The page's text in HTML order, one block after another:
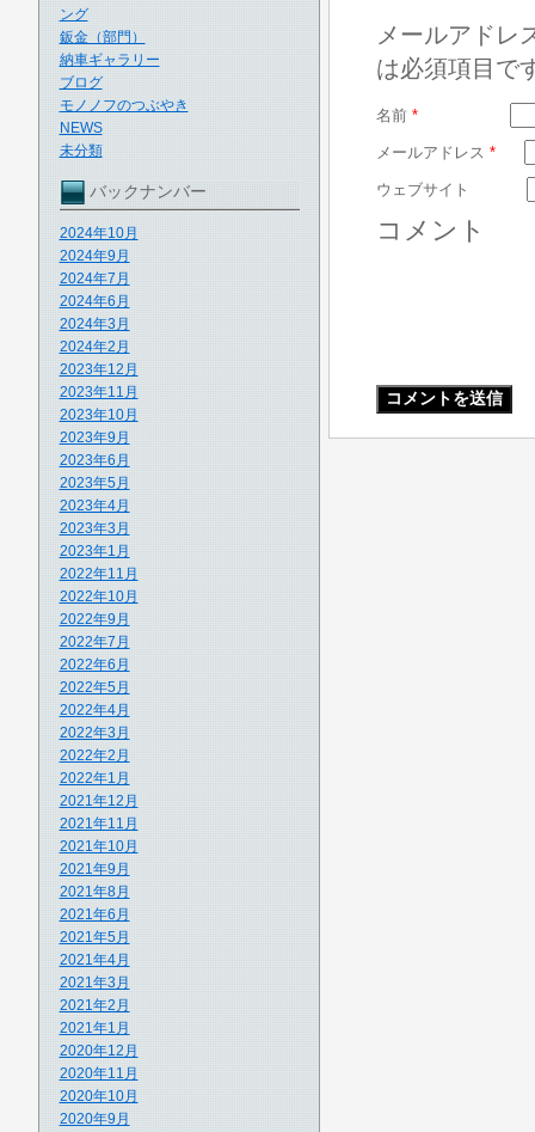
ング
鈑金（部門）
納車ギャラリー
ブログ
モノノフのつぶやき
NEWS
未分類
バックナンバー
2024年10月
2024年9月
2024年7月
2024年6月
2024年3月
2024年2月
2023年12月
2023年11月
2023年10月
2023年9月
2023年6月
2023年5月
2023年4月
2023年3月
2023年1月
2022年11月
2022年10月
2022年9月
2022年7月
2022年6月
2022年5月
2022年4月
2022年3月
2022年2月
2022年1月
2021年12月
2021年11月
2021年10月
2021年9月
2021年8月
2021年6月
2021年5月
2021年4月
2021年3月
2021年2月
2021年1月
2020年12月
2020年11月
2020年10月
2020年9月
メールアドレ
は必須項目で
名前 *
メールアドレス *
ウェブサイト
コメント